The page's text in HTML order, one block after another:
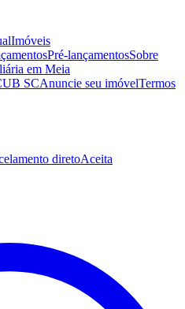
Imóveis
Pré-lançamentosSobre
em Meia
SCAnuncie seu imóvelTermos
diretoAceita